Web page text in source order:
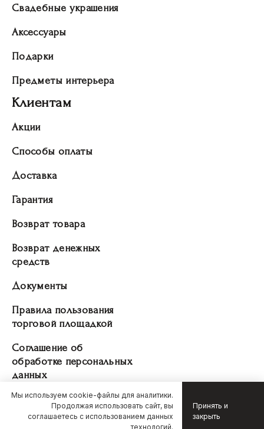
Свадебные украшения
Аксессуары
Подарки
Предметы интерьера
Клиентам
Акции
Способы оплаты
Доставка
Гарантия
Возврат товара
Возврат денежных
средств
Документы
Правила пользования
торговой площадкой
Соглашение об
обработке персональных
данных
Мы используем cookie-файлы для аналитики.
Продолжая использовать сайт, вы
соглашаетесь с использованием данных
технологий.
Принять и
закрыть